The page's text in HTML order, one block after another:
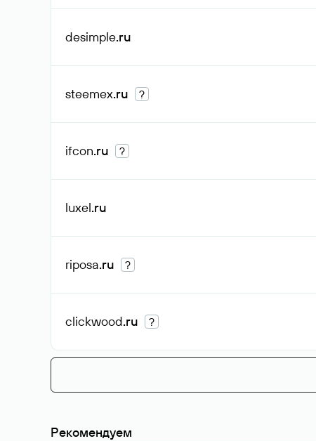
desimple.ru
steemex.ru ?
ifcon.ru ?
luxel.ru
riposa.ru ?
clickwood.ru ?
Рекомендуем